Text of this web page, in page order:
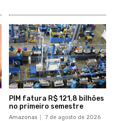
PIM fatura R$ 121,8 bilhões
no primeiro semestre
Amazonas 7 de agosto de 2026